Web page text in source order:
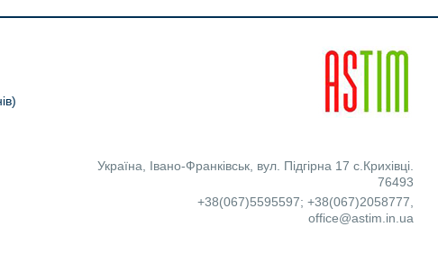
Україна Івано-Франківськ, вул. Підгірна 17 с.Крихівці.
76493
+38(067)5595597; +38(067)2058777
office@astim.in.ua